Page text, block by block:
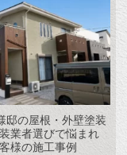
邸の屋根・外壁塗装
業者選びで悩まれ
様の施工事例